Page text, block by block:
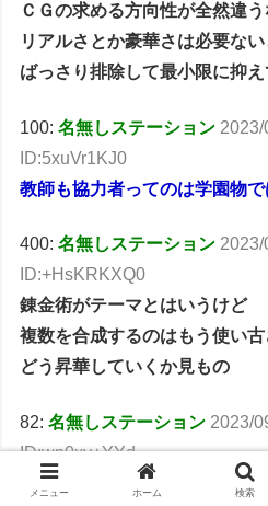
ＣＧの求める方向性が全然違う
リアルさとか豪華さは必要な
ばっさり排除して最小限に抑
100:名無しステーション 2023/
ID:5xuVr1KJ0
教師も協力者ってのは学園物
400:名無しステーション 2023/
ID:+HsKRKXQ0
錬金術がテーマとはいうけど
複数を合成するのはもう使い古
どう昇華していくか見もの
82:名無しステーション 2023/
ID:wn0xy+YYd
一年間よろしく！
メニュー ホーム 検索